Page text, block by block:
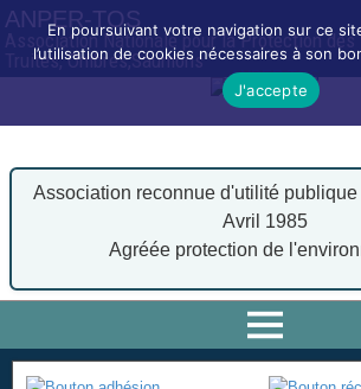
ANPER-TOS
Association Nationale pour la Protection des
Truites, Ombres,Saumons
Association reconnue d'utilité publique
Avril 1985
Agréée protection de
En poursuivant votre navigation sur ce
l’utilisation de cookies nécessaires à son
J'accepte